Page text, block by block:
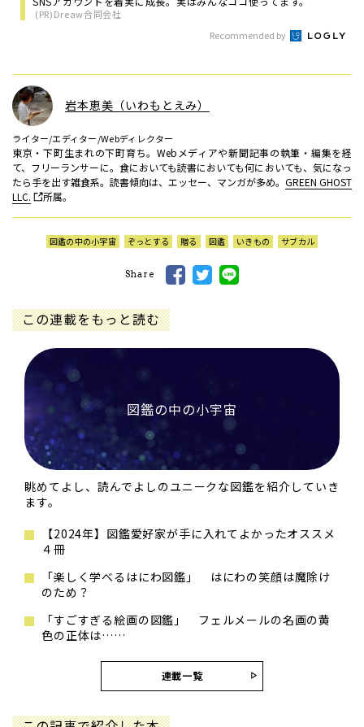
(PR)Dreaw合同会社
Recommended by
岩本恵美（いわもとえみ）
ライター/エディター/Webディレクター
東京・下町生まれの下町育ち。Webメディアや新聞記事の執筆・編集を経
て、フリーランサーに。食においても読書においても何においても、気になっ
たら手を出す雑食系。読書傾向は、エッセー、マンガが多め。 GREEN GHOST
LLC.
所属。
図鑑の中の小宇宙 ぞっとする 贈る 図鑑 いきもの サブカル
Share
この連載をもっと読む
図鑑の中の小宇宙
眺めてよし、読んでよしのユニークな図鑑を紹介していき
ます。
【2024年】図鑑愛好家が手に入れてよかったオススメ
４冊
「楽しく学べるはにわ図鑑」 はにわの笑顔は魔除け
のため？
「すごすぎる絵画の図鑑」 フェルメールの名画の黄
色の正体は……
連載一覧